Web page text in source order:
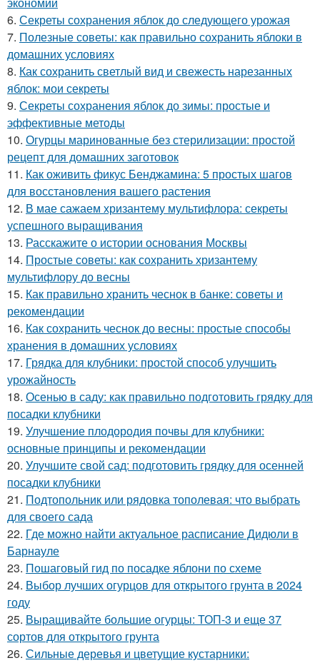
6. Секреты сохранения яблок до следующего урожая
7. Полезные советы: как правильно сохранить яблоки в
домашних условиях
8. Как сохранить светлый вид и свежесть нарезанных
яблок: мои секреты
9. Секреты сохранения яблок до зимы: простые и
эффективные методы
10. Огурцы маринованные без стерилизации: простой
рецепт для домашних заготовок
11. Как оживить фикус Бенджамина: 5 простых шагов
для восстановления вашего растения
12. В мае сажаем хризантему мультифлора: секреты
успешного выращивания
13. Расскажите о истории основания Москвы
14. Простые советы: как сохранить хризантему
мультифлору до весны
15. Как правильно хранить чеснок в банке: советы и
рекомендации
16. Как сохранить чеснок до весны: простые способы
хранения в домашних условиях
17. Грядка для клубники: простой способ улучшить
урожайность
18. Осенью в саду: как правильно подготовить грядку для
посадки клубники
19. Улучшение плодородия почвы для клубники:
основные принципы и рекомендации
20. Улучшите свой сад: подготовить грядку для осенней
посадки клубники
21. Подтопольник или рядовка тополевая: что выбрать
для своего сада
22. Где можно найти актуальное расписание Дидюли в
Барнауле
23. Пошаговый гид по посадке яблони по схеме
24. Выбор лучших огурцов для открытого грунта в 2024
году
25. Выращивайте большие огурцы: ТОП-3 и еще 37
сортов для открытого грунта
26. Сильные деревья и цветущие кустарники: